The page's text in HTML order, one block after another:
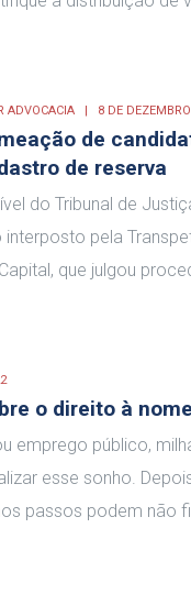
ADVOCACIA 8 DE
de
de reserva
do Tribunal de
pela
que julgou
o direito à
emprego público,
esse sonho.
passos podem não